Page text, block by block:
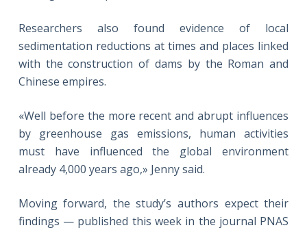
Researchers also found evidence of local
sedimentation reductions at times and places linked
with the construction of dams by the Roman and
Chinese empires.
«Well before the more recent and abrupt influences
by greenhouse gas emissions, human activities
must have influenced the global environment
already 4,000 years ago,» Jenny said.
Moving forward, the study’s authors expect their
findings — published this week in the journal PNAS